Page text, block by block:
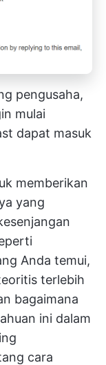
pengusaha,
mulai
dapat masuk
memberikan
yang
Anda temui,
terlebih
bagaimana
ini dalam
cara